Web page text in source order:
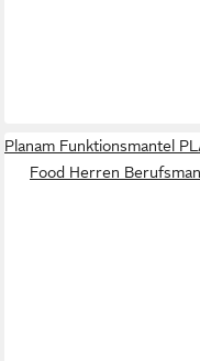
Planam Funktionsmantel
Food Herren